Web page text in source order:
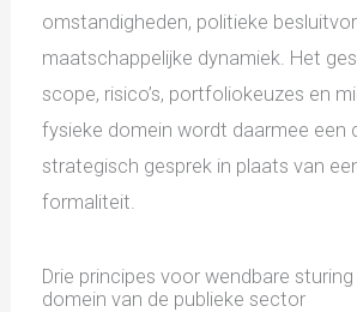
omstandigheden, politieke
maatschappelijke dynamiek. Het
scope, risico’s, portfoliokeuzes en
fysieke domein wordt daarmee een
strategisch gesprek in plaats van
formaliteit.
Drie principes voor wendbare
domein van de publieke sector